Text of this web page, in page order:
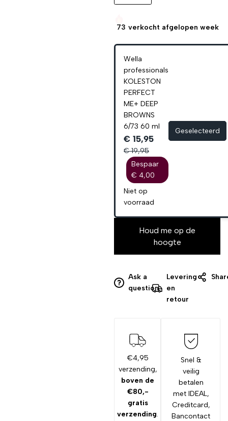
73 verkocht afgelopen week
Wella
professionals
KOLESTON
PERFECT
ME+ DEEP
BROWNS
6/73 60 ml
€ 15,95
€ 19,95
Bespaar
€ 4,00
Niet op
voorraad
Geselecteerd
Houd me op de
hoogte
Ask a
question
Levering
en
retour
€4,95
verzending,
boven de
€80,-
gratis
verzending.
Snel &
veilig
betalen
met IDEAL,
Creditcard,
Bancontact